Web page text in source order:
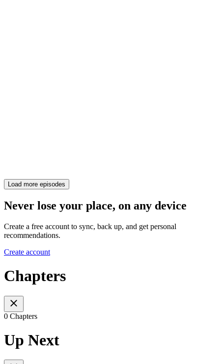
Load more episodes
Never lose your place, on any device
Create a free account to sync, back up, and get personal
recommendations.
Create account
Chapters
0 Chapters
Up Next